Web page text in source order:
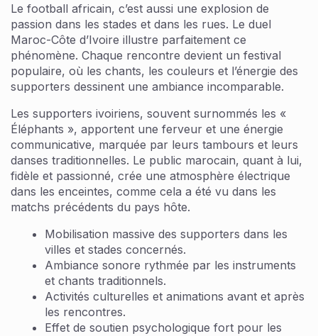
Le football africain, c’est aussi une explosion de
passion dans les stades et dans les rues. Le duel
Maroc-Côte d’Ivoire illustre parfaitement ce
phénomène. Chaque rencontre devient un festival
populaire, où les chants, les couleurs et l’énergie des
supporters dessinent une ambiance incomparable.
Les supporters ivoiriens, souvent surnommés les «
Éléphants », apportent une ferveur et une énergie
communicative, marquée par leurs tambours et leurs
danses traditionnelles. Le public marocain, quant à lui,
fidèle et passionné, crée une atmosphère électrique
dans les enceintes, comme cela a été vu dans les
matchs précédents du pays hôte.
Mobilisation massive des supporters dans les
villes et stades concernés.
Ambiance sonore rythmée par les instruments
et chants traditionnels.
Activités culturelles et animations avant et après
les rencontres.
Effet de soutien psychologique fort pour les